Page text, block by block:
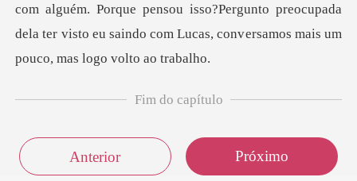
ém. Porque pensou isso?Pergunto preocupada
dela ter visto eu saind
Fim do capítulo
Anterior Próximo